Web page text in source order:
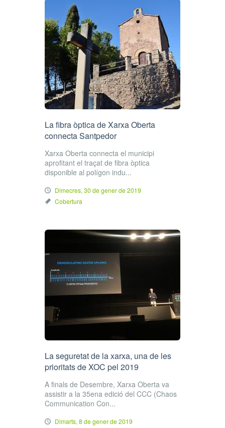
La fibra òptica de Xarxa Oberta
connecta Santpedor
Xarxa Oberta connecta el municipi
aprofitant el traçat de fibra òptica
disponible al polígon indu...
Dimecres, 30 de gener de 2019
Cobertura
La seguretat de la xarxa, una de les
prioritats de XOC pel 2019
A finals de Desembre, Xarxa Oberta va
assistir a la 35ena edició del CCC (Chaos
Communication Con...
Dimarts, 8 de gener de 2019